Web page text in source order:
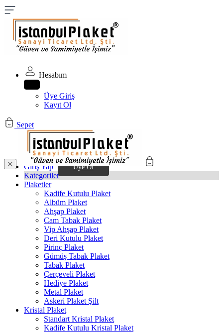
Hesabım
Üye Giriş
Kayıt Ol
Sepet
Giriş Yap Üye Ol
Kategoriler
Plaketler
Kadife Kutulu Plaket
Albüm Plaket
Ahşap Plaket
Cam Tabak Plaket
Vip Ahşap Plaket
Deri Kutulu Plaket
Pirinç Plaket
Gümüş Tabak Plaket
Tabak Plaket
Çerçeveli Plaket
Hediye Plaket
Metal Plaket
Askeri Plaket Şilt
Kristal Plaket
Standart Kristal Plaket
Kadife Kutulu Kristal Plaket